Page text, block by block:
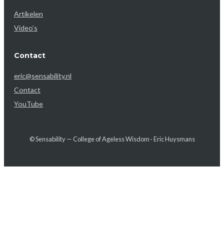
Artikelen
Video’s
Contact
eric@sensability.nl
Contact
YouTube
© Sensability — College of Ageless Wisdom · Eric Huysmans